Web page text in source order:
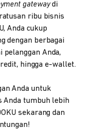
gatewaydi
ribu bisnis
Anda cukup
dengan berbagai
pelanggan Anda,
hingga e-wallet.
Anda untuk
Anda tumbuh lebih
sekarang dan